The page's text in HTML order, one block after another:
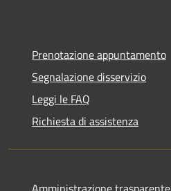
Prenotazione appuntamento
Segnalazione disservizio
Leggi le FAQ
Richiesta di assistenza